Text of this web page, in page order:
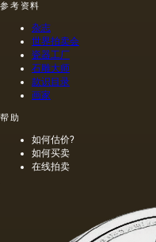
参考资料
杂志
世界拍卖会
瓷器工厂
石雕大师
款识目录
画家
帮助
如何估价?
如何买卖
在线拍卖